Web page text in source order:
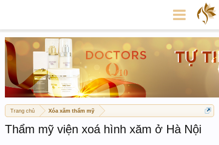
Trang chủ Xóa xăm thẩm mỹ
Thẩm mỹ viện xoá hình xăm ở Hà Nội